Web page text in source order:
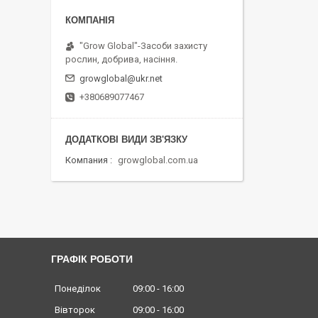
"Grow Global"-Засоби захисту
рослин, добрива, насіння.
growglobal@ukr.net
+380689077467
Компания growglobal.com.ua
ГРАФІК РОБОТИ
Понеділок 09:00
16:00
Вівторок
09:00 16:00